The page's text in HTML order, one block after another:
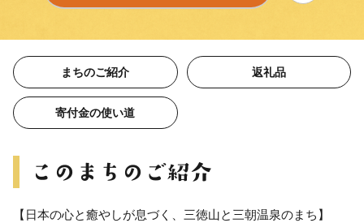
まちのご紹介 返礼品
寄付金の使い道
【日本の心と癒やしが息づく、三徳山と三朝温泉のまち】